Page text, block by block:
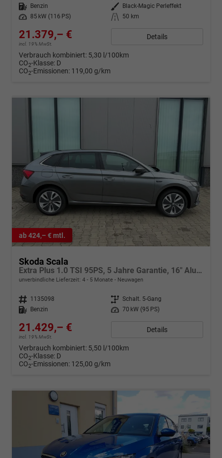
Kraftstoff
Benzin Außenfarbe
Black-Magic Perleffekt
Leistung
85 kW (116 PS) Kilometerstand 50 km
21.379,– €
incl. 19% MwSt.
Details
Verbrauch kombiniert: 5,30 l/100km
CO2-Klasse: D
CO2-Emissionen: 119,00 g/km
ab 424,– € mtl.
Skoda Scala
Extra Plus 1.0 TSI 95PS, 5 Jahre Garantie, 16" Alu, Kessy, Alarm, Parksensoren vo/hi, Kamera, Sitzheizung, Climatronic, Tempomat, SunSet, Radio 8" + Smartlink, M-Lederlenkrad beheizt, Verlängerte Heckscheibe, LED-Scheinwerfer, NSW
unverbindliche Lieferzeit: 4 - 5 Monate Neuwagen
Fahrzeugnr. 1135098 Getriebe Schalt. 5-Gang
Kraftstoff
Benzin Leistung 70 kW (95 PS)
21.429,– €
incl. 19% MwSt.
Details
Verbrauch kombiniert: 5,50 l/100km
CO2-Klasse: D
CO2-Emissionen: 125,00 g/km